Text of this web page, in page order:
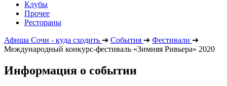
Клубы
Прочее
Рестораны
Афиша Сочи - куда сходить ➔ События ➔ Фестивали ➔
Международный конкурс-фестиваль «Зимняя Ривьера» 2020
Информация о событии